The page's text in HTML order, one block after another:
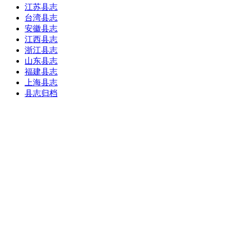
江苏县志
台湾县志
安徽县志
江西县志
浙江县志
山东县志
福建县志
上海县志
县志归档